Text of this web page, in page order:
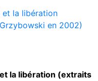
et la libération
en 2002)
la libération (extraits